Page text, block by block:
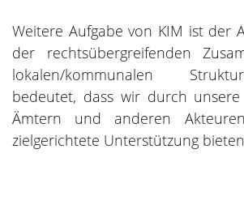
Weitere Aufgabe von KIM ist der
der rechtsübergreifenden
lokalen/kommunalen
bedeutet, dass wir durch
Ämtern und anderen
zielgerichtete Unterstützung